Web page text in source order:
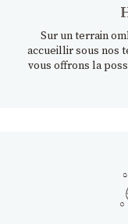
Sur un terrain
accueillir sous nos
vous offrons la